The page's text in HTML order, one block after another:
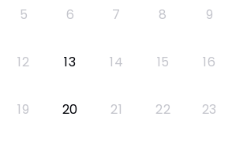
5 6 7 8 9
12 13 14 15 16
19 20 21 22 23